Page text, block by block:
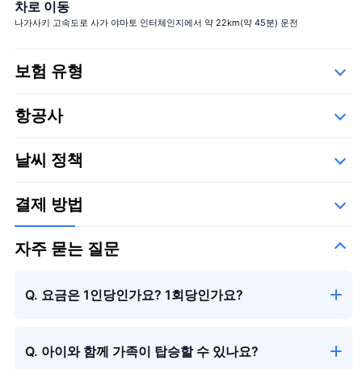
차로 이동
나가사키 고속도로 사가 야마토 인터체인지에서 약 22km(약 45분) 운전
보험 유형
항공사
SGC 사가 항공주식회사
날씨 정책
결제 방법
자주 묻는 질문
Q. 요금은 1인당인가요? 1회당인가요?
Q. 아이와 함께 가족이 탑승할 수 있나요?